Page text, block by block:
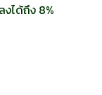
งได้ถึง 8%